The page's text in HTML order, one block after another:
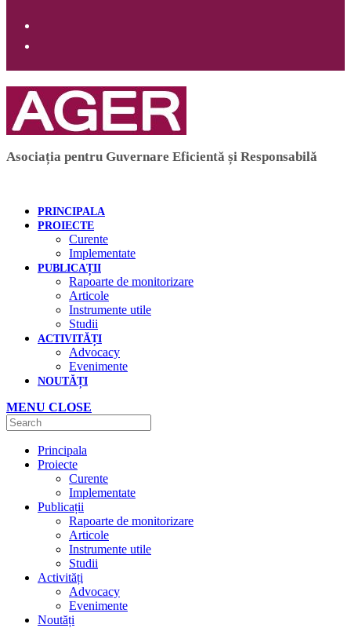
Asociația pentru Guvernare Eficientă și Responsabilă
PRINCIPALA
PROIECTE
Curente
Implementate
PUBLICAȚII
Rapoarte de monitorizare
Articole
Instrumente utile
Studii
ACTIVITĂȚI
Advocacy
Evenimente
NOUTĂȚI
MENU CLOSE
Principala
Proiecte
Curente
Implementate
Publicații
Rapoarte de monitorizare
Articole
Instrumente utile
Studii
Activități
Advocacy
Evenimente
Noutăți